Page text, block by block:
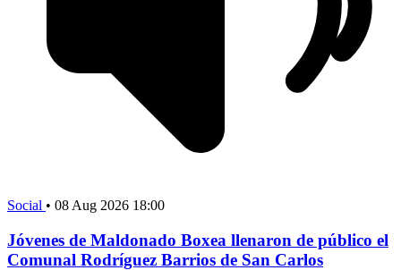
Social • 08 Aug 2026 18:00
Jóvenes de Maldonado Boxea llenaron de público el
Comunal Rodríguez Barrios de San Carlos